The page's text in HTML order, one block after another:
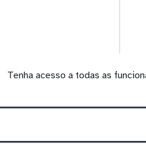
Tenha acesso a todas as